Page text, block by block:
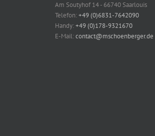
Am Soutyhof 14 - 66740 Saarlouis
Telefon:+49 (0)6831-7642090
Handy:+49 (0)178-9321670
E-Mail:contact@mschoenberger.de